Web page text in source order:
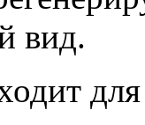
вид.